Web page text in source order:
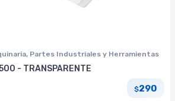
Partes Industriales y Herramientas
- TRANSPARENTE
$290